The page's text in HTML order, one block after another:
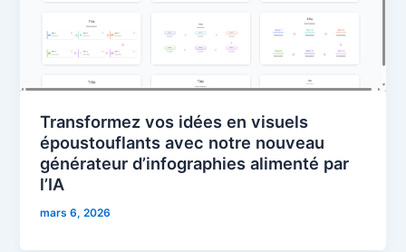
Transformez vos idées en visuels
époustouflants avec notre nouveau
générateur d’infographies alimenté par
l’IA
mars 6, 2026